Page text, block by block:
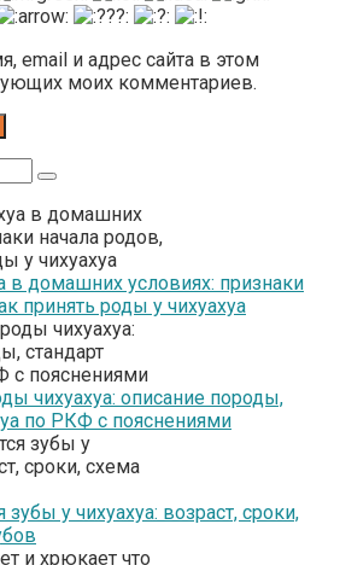
email и адрес сайта в этом
моих комментариев.
в домашних условиях: признаки
принять роды у чихуахуа
чихуахуа: описание породы,
по РКФ с пояснениями
у чихуахуа: возраст, сроки,